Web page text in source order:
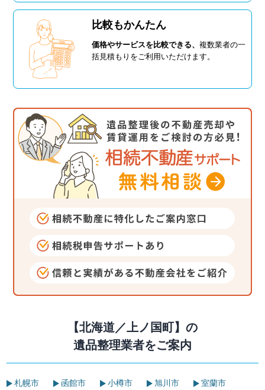
比較もかんたん
価格やサービスを比較できる、複数業者の一
括見積もりをご利用いただけます。
【北海道／上ノ国町】の
遺品整理業者をご案内
札幌市 函館市 小樽市 旭川市
室蘭市